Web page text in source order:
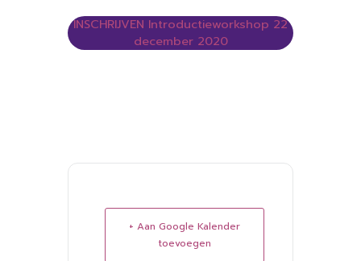
INSCHRIJVEN Introductieworkshop 22
december 2020
+ Aan Google Kalender
toevoegen